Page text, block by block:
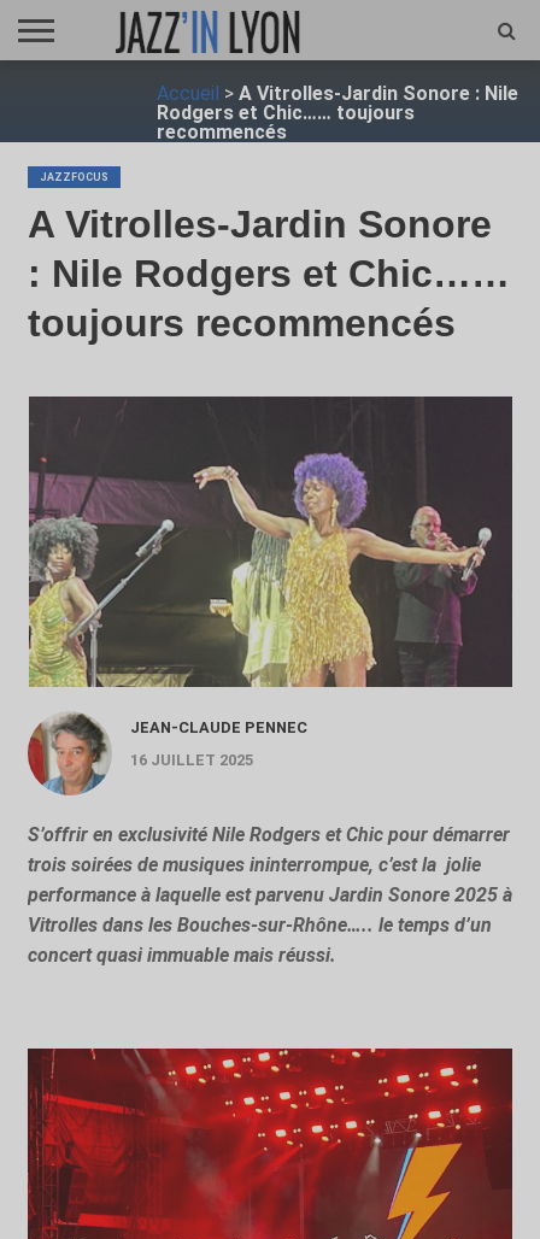
Accueil > A Vitrolles-Jardin Sonore : Nile
Rodgers et Chic…… toujours
recommencés
JAZZFOCUS
A Vitrolles-Jardin Sonore
: Nile Rodgers et Chic……
toujours recommencés
JEAN-CLAUDE PENNEC
16 JUILLET 2025
S’offrir en exclusivité Nile Rodgers et Chic pour démarrer
trois soirées de musiques ininterrompue, c’est la jolie
performance à laquelle est parvenu Jardin Sonore 2025 à
Vitrolles dans les Bouches-sur-Rhône….. le temps d’un
concert quasi immuable mais réussi.